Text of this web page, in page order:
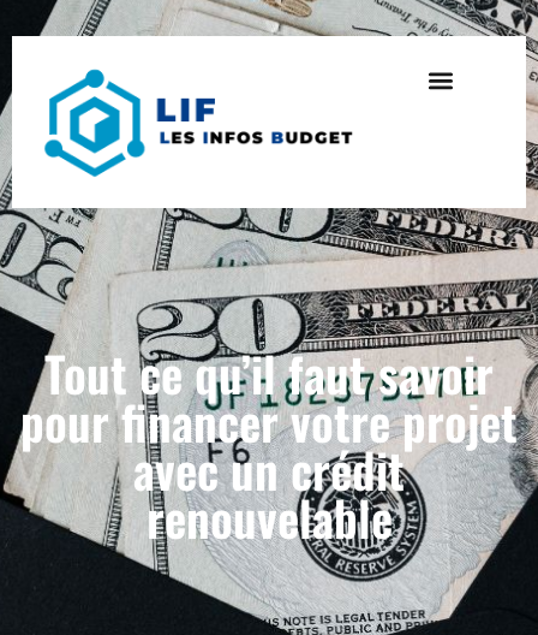
Tout ce qu’il faut savoir
pour financer votre projet
avec un crédit
renouvelable